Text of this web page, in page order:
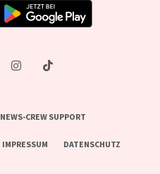
NEWS-CREW SUPPORT
IMPRESSUM DATENSCHUTZ